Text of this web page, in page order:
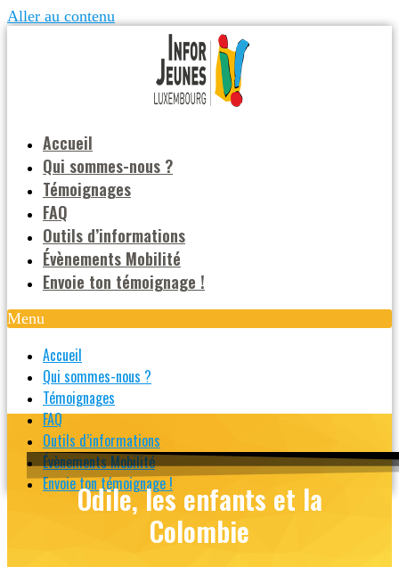
Aller au contenu
Accueil
Qui sommes-nous ?
Témoignages
FAQ
Outils d’informations
Évènements Mobilité
Envoie ton témoignage !
Menu
Accueil
Qui sommes-nous ?
Témoignages
FAQ
Outils d’informations
Évènements Mobilité
Envoie ton témoignage !
Odile, les enfants et la
Colombie